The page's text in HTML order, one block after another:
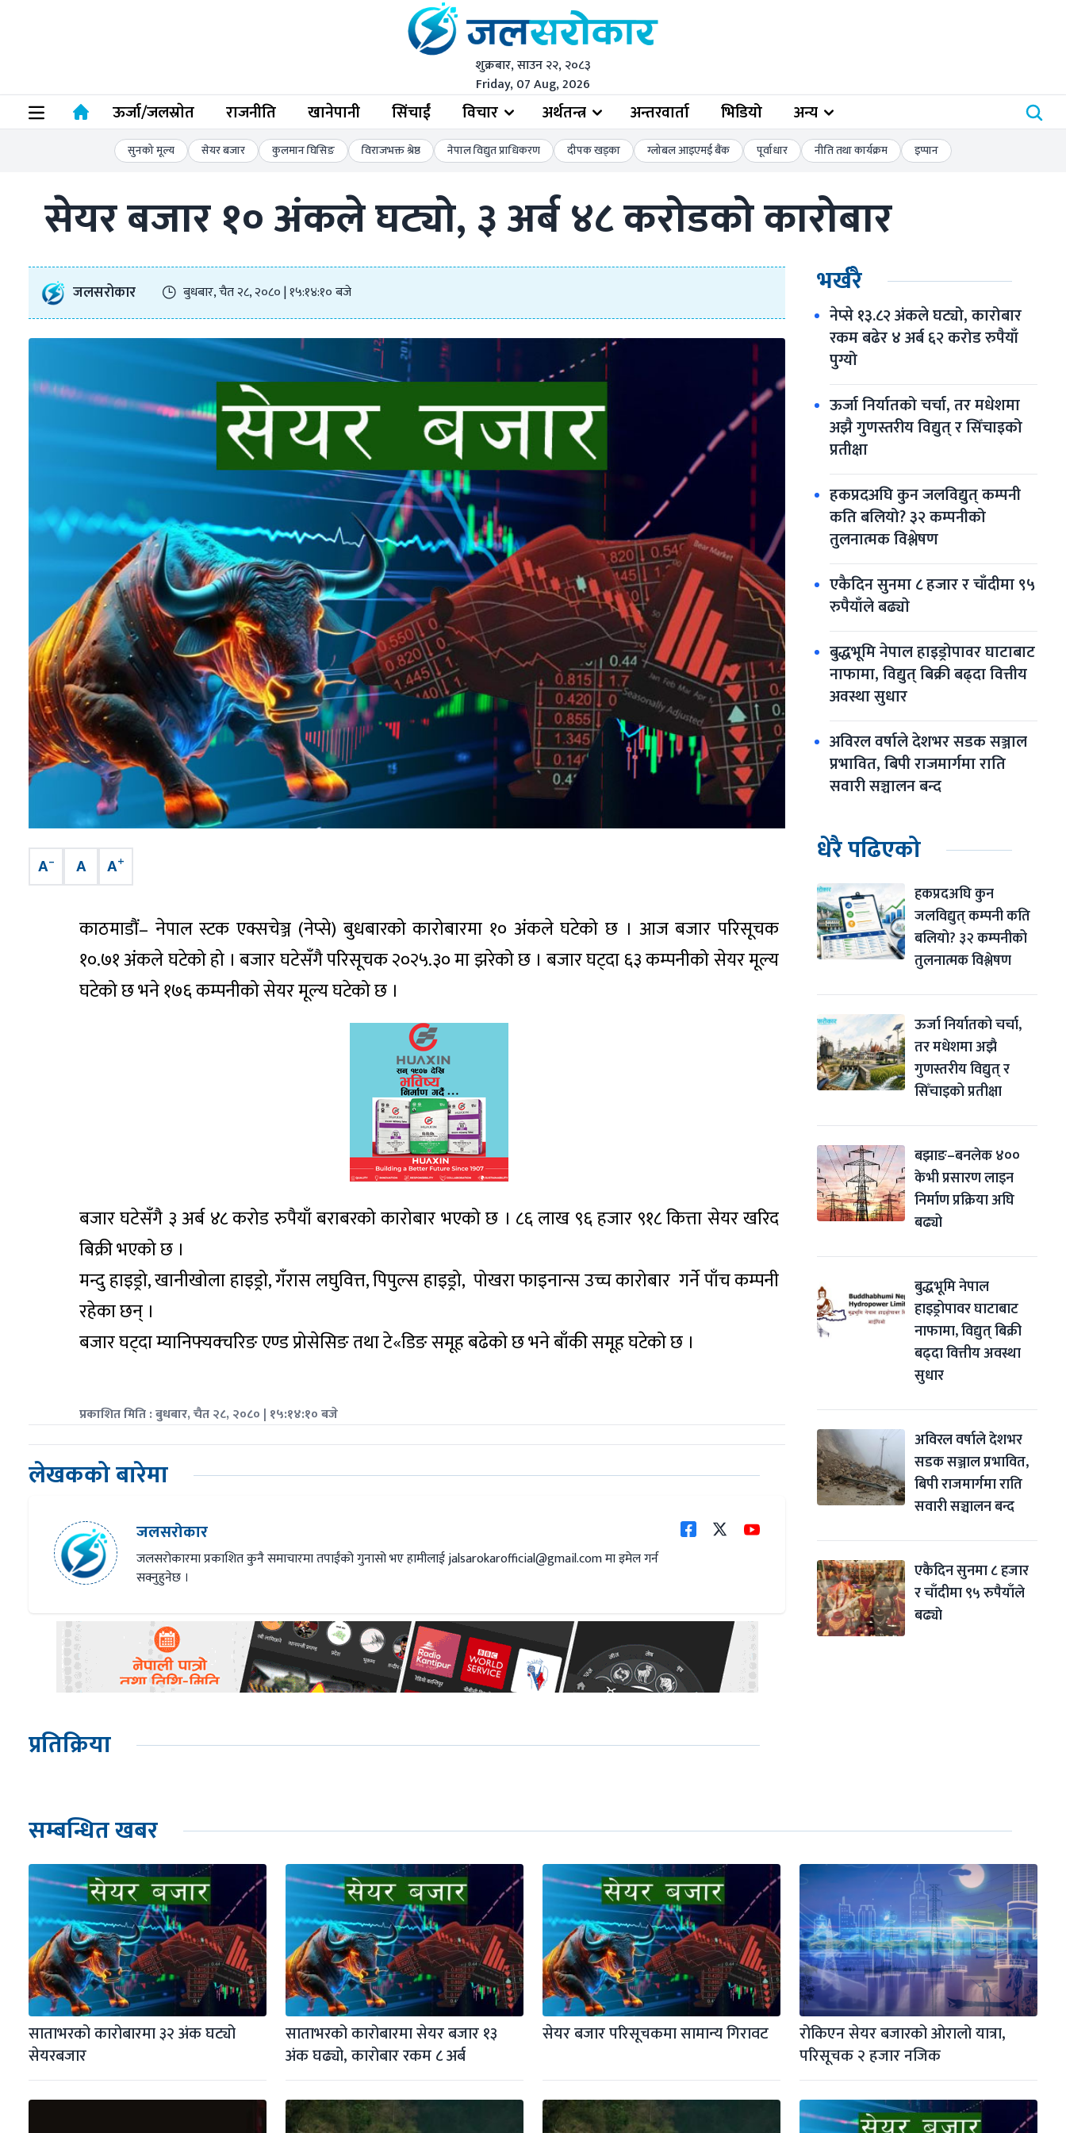
शुक्रबार, साउन २२, २०८३
Friday, 07 Aug, 2026
ऊर्जा/जलस्राेत राजनीति खानेपानी सिंचाईं विचार अर्थतन्त्र अन्तरवार्ता भिडियो अन्य
सुनको मूल्य सेयर बजार कुलमान घिसिङ विराजभक्त श्रेष्ठ नेपाल विद्युत प्राधिकरण दीपक खड्का ग्लोबल आइएमई बैंक पूर्वाधार नीति तथा कार्यक्रम इप्पान
सेयर बजार १० अंकले घट्यो, ३ अर्ब ४८ करोडको कारोबार
जलसरोकार बुधबार, चैत २८, २०८० | १५:१४:१० बजे
A– A A+
काठमाडौं– नेपाल स्टक एक्सचेञ्ज (नेप्से) बुधबारको कारोबारमा १० अंकले घटेको छ । आज बजार परिसूचक
१०.७१ अंकले घटेको हो । बजार घटेसँगै परिसूचक २०२५.३० मा झरेको छ । बजार घट्दा ६३ कम्पनीको सेयर मूल्य
घटेको छ भने १७६ कम्पनीको सेयर मूल्य घटेको छ ।
बजार घटेसँगै ३ अर्ब ४८ करोड रुपैयाँ बराबरको कारोबार भएको छ । ८६ लाख ९६ हजार ९१८ कित्ता सेयर खरिद
बिक्री भएको छ ।
मन्दु हाइड्रो, खानीखोला हाइड्रो, गँरास लघुवित्त, पिपुल्स हाइड्रो, पोखरा फाइनान्स उच्च कारोबार गर्ने पाँच कम्पनी
रहेका छन् ।
बजार घट्दा म्यानिफ्यक्चरिङ एण्ड प्रोसेसिङ तथा टे«डिङ समूह बढेको छ भने बाँकी समूह घटेको छ ।
प्रकाशित मिति : बुधबार, चैत २८, २०८० | १५:१४:१० बजे
लेखकको बारेमा
जलसरोकार
जलसरोकारमा प्रकाशित कुनै समाचारमा तपाईंको गुनासो भए हामीलाईjalsarokarofficial@gmail.comमा इमेल गर्न
सक्नुहुनेछ ।
प्रतिक्रिया
भर्खरै
नेप्से १३.८२ अंकले घट्यो, कारोबार
रकम बढेर ४ अर्ब ६२ करोड रुपैयाँ
पुग्यो
ऊर्जा निर्यातको चर्चा, तर मधेशमा
अझै गुणस्तरीय विद्युत् र सिँचाइको
प्रतीक्षा
हकप्रदअघि कुन जलविद्युत् कम्पनी
कति बलियो? ३२ कम्पनीको
तुलनात्मक विश्लेषण
एकैदिन सुनमा ८ हजार र चाँदीमा ९५
रुपैयाँले बढ्याे
बुद्धभूमि नेपाल हाइड्रोपावर घाटाबाट
नाफामा, विद्युत् बिक्री बढ्दा वित्तीय
अवस्था सुधार
अविरल वर्षाले देशभर सडक सञ्जाल
प्रभावित, बिपी राजमार्गमा राति
सवारी सञ्चालन बन्द
धेरै पढिएको
हकप्रदअघि कुन
जलविद्युत् कम्पनी कति
बलियो? ३२ कम्पनीको
तुलनात्मक विश्लेषण
ऊर्जा निर्यातको चर्चा,
तर मधेशमा अझै
गुणस्तरीय विद्युत् र
सिँचाइको प्रतीक्षा
बझाङ–बनलेक ४००
केभी प्रसारण लाइन
निर्माण प्रक्रिया अघि
बढ्यो
बुद्धभूमि नेपाल
हाइड्रोपावर घाटाबाट
नाफामा, विद्युत् बिक्री
बढ्दा वित्तीय अवस्था
सुधार
अविरल वर्षाले देशभर
सडक सञ्जाल प्रभावित,
बिपी राजमार्गमा राति
सवारी सञ्चालन बन्द
एकैदिन सुनमा ८ हजार
र चाँदीमा ९५ रुपैयाँले
बढ्याे
सम्बन्धित खबर
साताभरको कारोबारमा ३२ अंक घट्यो
सेयरबजार
साताभरको कारोबारमा सेयर बजार १३
अंक घढ्यो, कारोबार रकम ८ अर्ब
सेयर बजार परिसूचकमा सामान्य गिरावट
रोकिएन सेयर बजारको ओरालो यात्रा,
परिसूचक २ हजार नजिक